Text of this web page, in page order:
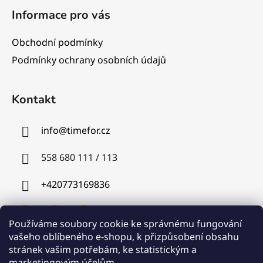
Používáme soubory cookie ke správnému fungování
vašeho oblíbeného e-shopu, k přizpůsobení obsahu
stránek vašim potřebám, ke statistickým a
Informace pro vás
Obchodní podmínky
Podmínky ochrany osobních údajů
Kontakt
info@timefor.cz
558 680 111 / 113
+420773169836